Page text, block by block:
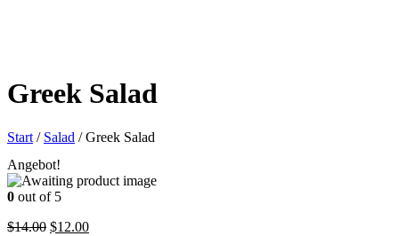
Greek Salad
Start / Salad / Greek Salad
Angebot!
0 out of 5
$14.00 Ursprünglicher
$12.00Aktueller